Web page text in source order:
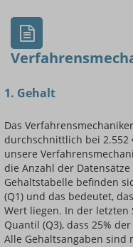
1. Gehalt
Das
durchschnittlich bei
unsere
die Anzahl der
Gehaltstabelle befinden
(Q1) und das bedeutet,
Wert liegen. In der letzten
Quantil (Q3), dass 25%
Alle Gehaltsangaben